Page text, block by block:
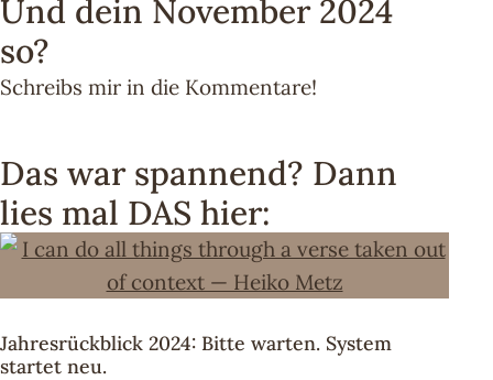
Und dein November 2024
so?
Schreibs mir in die Kommentare!
Das war spannend? Dann
lies mal DAS hier:
Jahresrückblick 2024: Bitte warten. System
startet neu.